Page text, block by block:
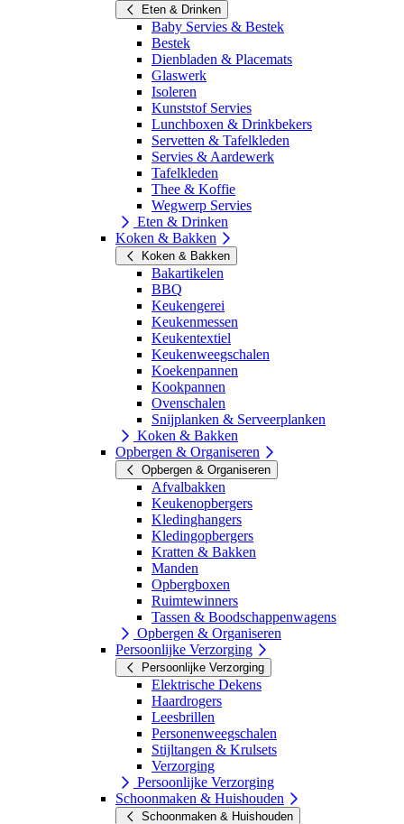
Eten & Drinken
Baby Servies & Bestek
Bestek
Dienbladen & Placemats
Glaswerk
Isoleren
Kunststof Servies
Lunchboxen & Drinkbekers
Servetten & Tafelkleden
Servies & Aardewerk
Tafelkleden
Thee & Koffie
Wegwerp Servies
Eten & Drinken
Koken & Bakken
Koken & Bakken
Bakartikelen
BBQ
Keukengerei
Keukenmessen
Keukentextiel
Keukenweegschalen
Koekenpannen
Kookpannen
Ovenschalen
Snijplanken & Serveerplanken
Koken & Bakken
Opbergen & Organiseren
Opbergen & Organiseren
Afvalbakken
Keukenopbergers
Kledinghangers
Kledingopbergers
Kratten & Bakken
Manden
Opbergboxen
Ruimtewinners
Tassen & Boodschappenwagens
Opbergen & Organiseren
Persoonlijke Verzorging
Persoonlijke Verzorging
Elektrische Dekens
Haardrogers
Leesbrillen
Personenweegschalen
Stijltangen & Krulsets
Verzorging
Persoonlijke Verzorging
Schoonmaken & Huishouden
Schoonmaken & Huishouden